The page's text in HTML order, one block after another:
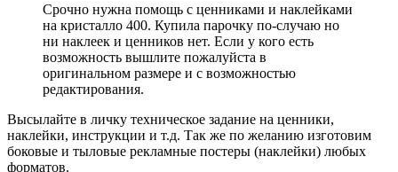
Срочно нужна помощь с ценниками и наклейками
на кристалло 400. Купила парочку по-случаю но
ни наклеек и ценников нет. Если у кого есть
возможность вышлите пожалуйста в
оригинальном размере и с возможностью
редактирования.
Высылайте в личку техническое задание на ценники,
наклейки, инструкции и т.д. Так же по желанию изготовим
боковые и тыловые рекламные постеры (наклейки) любых
форматов.